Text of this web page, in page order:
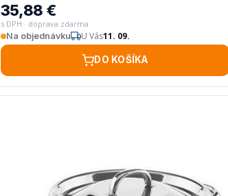
35,88 €
s DPH · doprava zdarma
Na objednávku
U Vás11. 09.
DO KOŠÍKA